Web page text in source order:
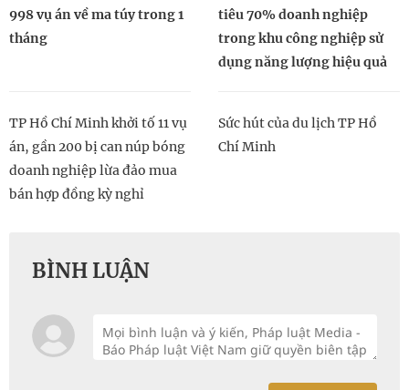
998 vụ án về ma túy trong 1
tháng
tiêu 70% doanh nghiệp
trong khu công nghiệp sử
dụng năng lượng hiệu quả
TP Hồ Chí Minh khởi tố 11 vụ
án, gần 200 bị can núp bóng
doanh nghiệp lừa đảo mua
bán hợp đồng kỳ nghỉ
Sức hút của du lịch TP Hồ
Chí Minh
BÌNH LUẬN